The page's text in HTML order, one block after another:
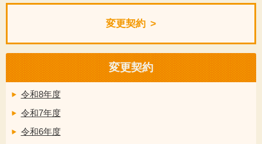
変更契約
変更契約
令和8年度
令和7年度
令和6年度